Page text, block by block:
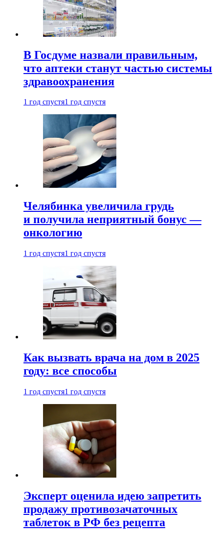
В Госдуме назвали правильным,
что аптеки станут частью системы
здравоохранения
1 год спустя1 год спустя
Челябинка увеличила грудь
и получила неприятный бонус —
онкологию
1 год спустя1 год спустя
Как вызвать врача на дом в 2025
году: все способы
1 год спустя1 год спустя
Эксперт оценила идею запретить
продажу противозачаточных
таблеток в РФ без рецепта